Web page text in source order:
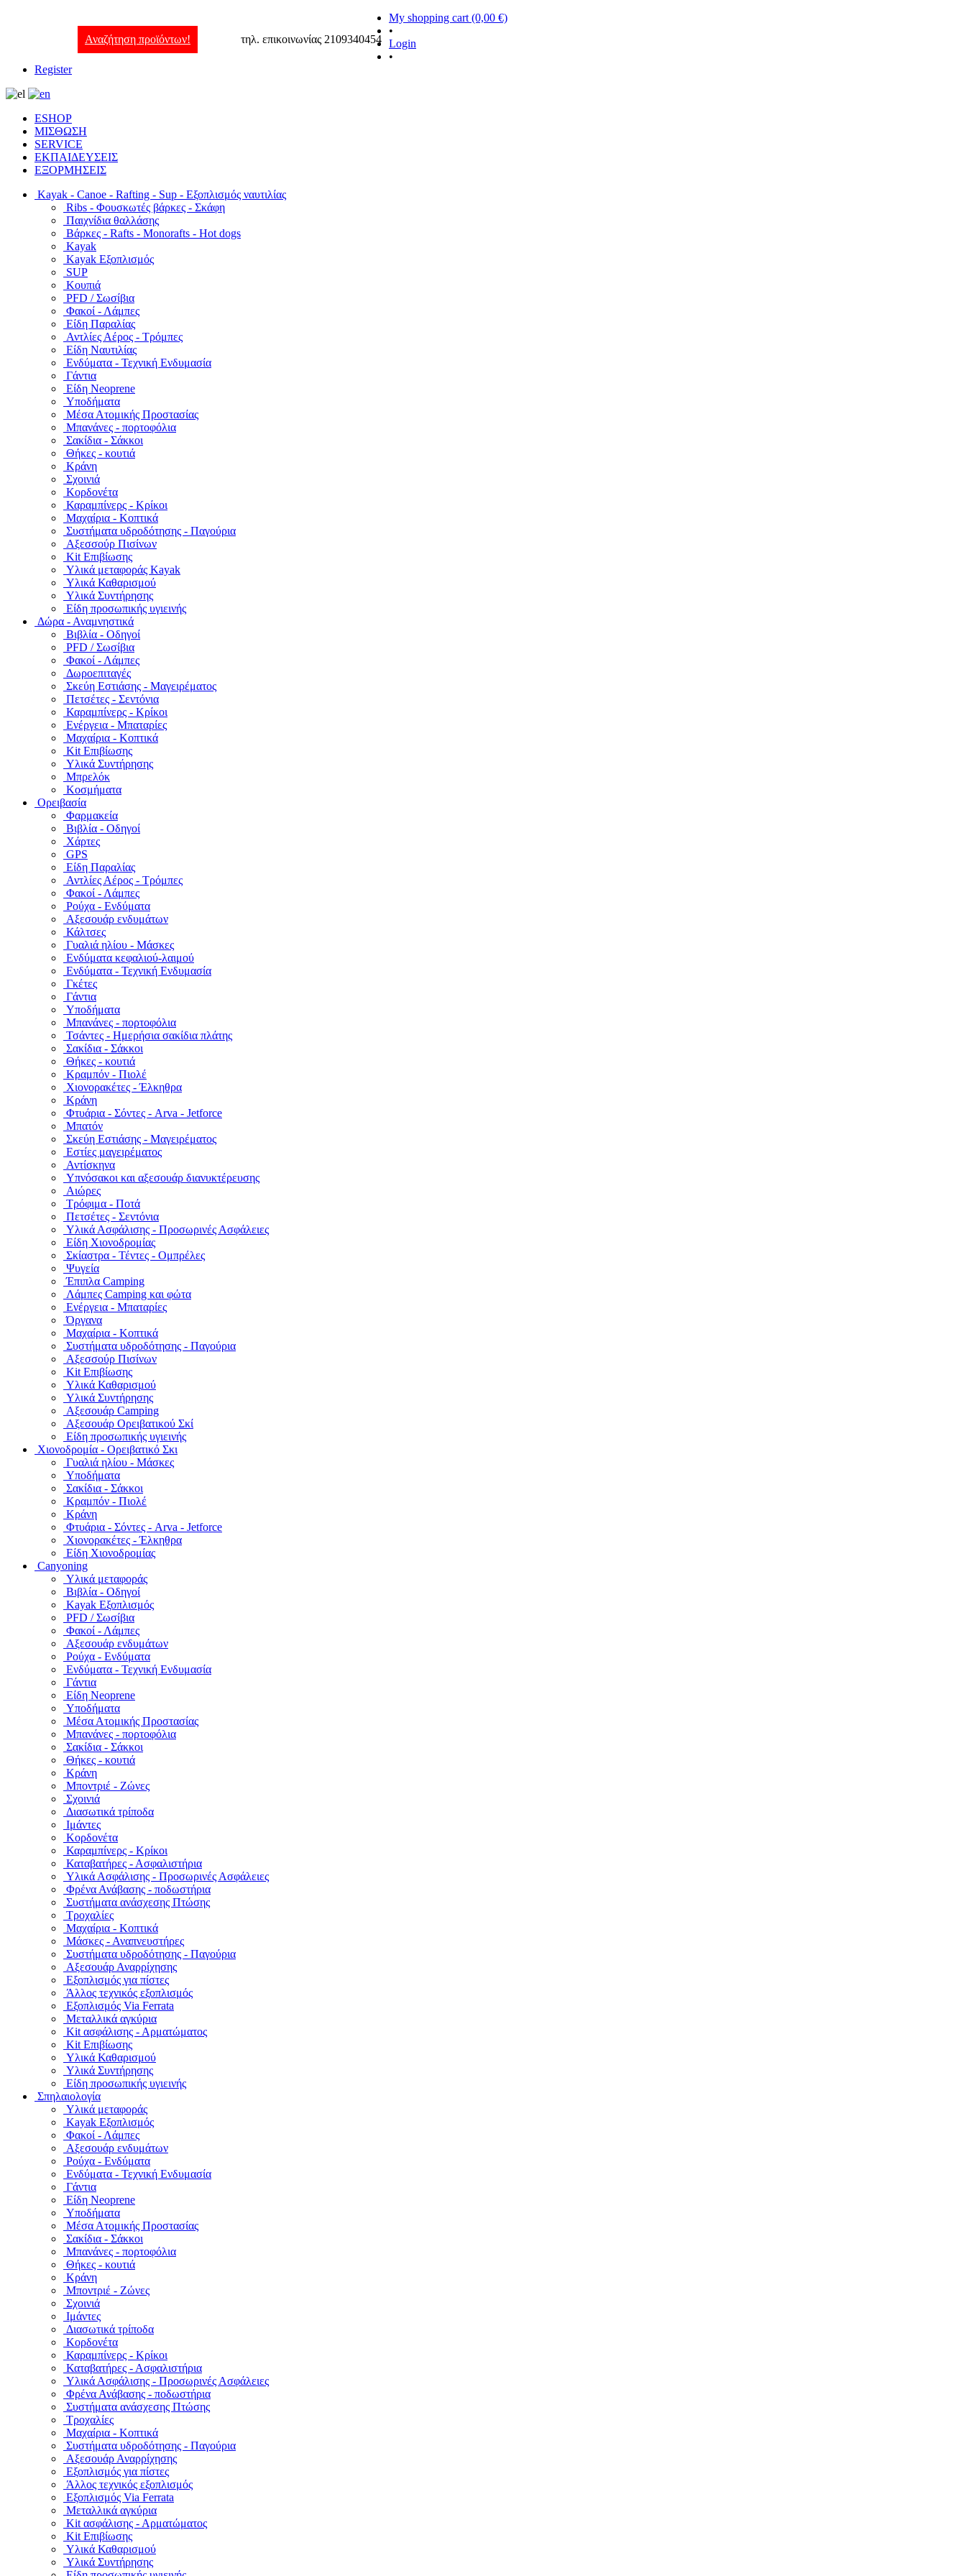
Αναζήτηση προϊόντων! τηλ. επικοινωνίας 2109340454
My shopping cart (0,00 €)
•
Login
•
Register
ESHOP
ΜΙΣΘΩΣΗ
SERVICE
ΕΚΠΑΙΔΕΥΣΕΙΣ
ΕΞΟΡΜΗΣΕΙΣ
Kayak - Canoe - Rafting - Sup - Εξοπλισμός ναυτιλίας
Ribs - Φουσκωτές βάρκες - Σκάφη
Παιχνίδια θαλλάσης
Βάρκες - Rafts - Monorafts - Hot dogs
Kayak
Kayak Εξοπλισμός
SUP
Κουπιά
PFD / Σωσίβια
Φακοί - Λάμπες
Είδη Παραλίας
Αντλίες Αέρος - Τρόμπες
Είδη Ναυτιλίας
Ενδύματα - Τεχνική Ενδυμασία
Γάντια
Είδη Neoprene
Υποδήματα
Μέσα Ατομικής Προστασίας
Μπανάνες - πορτοφόλια
Σακίδια - Σάκκοι
Θήκες - κουτιά
Κράνη
Σχοινιά
Κορδονέτα
Καραμπίνερς - Κρίκοι
Μαχαίρια - Κοπτικά
Συστήματα υδροδότησης - Παγούρια
Αξεσσούρ Πισίνων
Kit Επιβίωσης
Υλικά μεταφοράς Kayak
Υλικά Καθαρισμού
Υλικά Συντήρησης
Είδη προσωπικής υγιεινής
Δώρα - Αναμνηστικά
Βιβλία - Οδηγοί
PFD / Σωσίβια
Φακοί - Λάμπες
Δωροεπιταγές
Σκεύη Εστιάσης - Μαγειρέματος
Πετσέτες - Σεντόνια
Καραμπίνερς - Κρίκοι
Ενέργεια - Μπαταρίες
Μαχαίρια - Κοπτικά
Kit Επιβίωσης
Υλικά Συντήρησης
Μπρελόκ
Κοσμήματα
Ορειβασία
Φαρμακεία
Βιβλία - Οδηγοί
Χάρτες
GPS
Είδη Παραλίας
Αντλίες Αέρος - Τρόμπες
Φακοί - Λάμπες
Ρούχα - Ενδύματα
Αξεσουάρ ενδυμάτων
Κάλτσες
Γυαλιά ηλίου - Μάσκες
Ενδύματα κεφαλιού-λαιμού
Ενδύματα - Τεχνική Ενδυμασία
Γκέτες
Γάντια
Υποδήματα
Μπανάνες - πορτοφόλια
Τσάντες - Ημερήσια σακίδια πλάτης
Σακίδια - Σάκκοι
Θήκες - κουτιά
Κραμπόν - Πιολέ
Χιονορακέτες - Έλκηθρα
Κράνη
Φτυάρια - Σόντες - Arva - Jetforce
Μπατόν
Σκεύη Εστιάσης - Μαγειρέματος
Εστίες μαγειρέματος
Αντίσκηνα
Υπνόσακοι και αξεσουάρ διανυκτέρευσης
Αιώρες
Τρόφιμα - Ποτά
Πετσέτες - Σεντόνια
Υλικά Ασφάλισης - Προσωρινές Ασφάλειες
Είδη Χιονοδρομίας
Σκίαστρα - Τέντες - Ομπρέλες
Ψυγεία
Έπιπλα Camping
Λάμπες Camping και φώτα
Ενέργεια - Μπαταρίες
Όργανα
Μαχαίρια - Κοπτικά
Συστήματα υδροδότησης - Παγούρια
Αξεσσούρ Πισίνων
Kit Επιβίωσης
Υλικά Καθαρισμού
Υλικά Συντήρησης
Αξεσουάρ Camping
Αξεσουάρ Ορειβατικού Σκί
Είδη προσωπικής υγιεινής
Χιονοδρομία - Ορειβατικό Σκι
Γυαλιά ηλίου - Μάσκες
Υποδήματα
Σακίδια - Σάκκοι
Κραμπόν - Πιολέ
Κράνη
Φτυάρια - Σόντες - Arva - Jetforce
Χιονορακέτες - Έλκηθρα
Είδη Χιονοδρομίας
Canyoning
Υλικά μεταφοράς
Βιβλία - Οδηγοί
Kayak Εξοπλισμός
PFD / Σωσίβια
Φακοί - Λάμπες
Αξεσουάρ ενδυμάτων
Ρούχα - Ενδύματα
Ενδύματα - Τεχνική Ενδυμασία
Γάντια
Είδη Neoprene
Υποδήματα
Μέσα Ατομικής Προστασίας
Μπανάνες - πορτοφόλια
Σακίδια - Σάκκοι
Θήκες - κουτιά
Κράνη
Μποντριέ - Ζώνες
Σχοινιά
Διασωτικά τρίποδα
Ιμάντες
Κορδονέτα
Καραμπίνερς - Κρίκοι
Καταβατήρες - Ασφαλιστήρια
Υλικά Ασφάλισης - Προσωρινές Ασφάλειες
Φρένα Ανάβασης - ποδωστήρια
Συστήματα ανάσχεσης Πτώσης
Τροχαλίες
Μαχαίρια - Κοπτικά
Μάσκες - Αναπνευστήρες
Συστήματα υδροδότησης - Παγούρια
Αξεσουάρ Αναρρίχησης
Εξοπλισμός για πίστες
Άλλος τεχνικός εξοπλισμός
Εξοπλισμός Via Ferrata
Μεταλλικά αγκύρια
Kit ασφάλισης - Αρματώματος
Kit Επιβίωσης
Υλικά Καθαρισμού
Υλικά Συντήρησης
Είδη προσωπικής υγιεινής
Σπηλαιολογία
Υλικά μεταφοράς
Kayak Εξοπλισμός
Φακοί - Λάμπες
Αξεσουάρ ενδυμάτων
Ρούχα - Ενδύματα
Ενδύματα - Τεχνική Ενδυμασία
Γάντια
Είδη Neoprene
Υποδήματα
Μέσα Ατομικής Προστασίας
Σακίδια - Σάκκοι
Μπανάνες - πορτοφόλια
Θήκες - κουτιά
Κράνη
Μποντριέ - Ζώνες
Σχοινιά
Ιμάντες
Διασωτικά τρίποδα
Κορδονέτα
Καραμπίνερς - Κρίκοι
Καταβατήρες - Ασφαλιστήρια
Υλικά Ασφάλισης - Προσωρινές Ασφάλειες
Φρένα Ανάβασης - ποδωστήρια
Συστήματα ανάσχεσης Πτώσης
Τροχαλίες
Μαχαίρια - Κοπτικά
Συστήματα υδροδότησης - Παγούρια
Αξεσουάρ Αναρρίχησης
Εξοπλισμός για πίστες
Άλλος τεχνικός εξοπλισμός
Εξοπλισμός Via Ferrata
Μεταλλικά αγκύρια
Kit ασφάλισης - Αρματώματος
Kit Επιβίωσης
Υλικά Καθαρισμού
Υλικά Συντήρησης